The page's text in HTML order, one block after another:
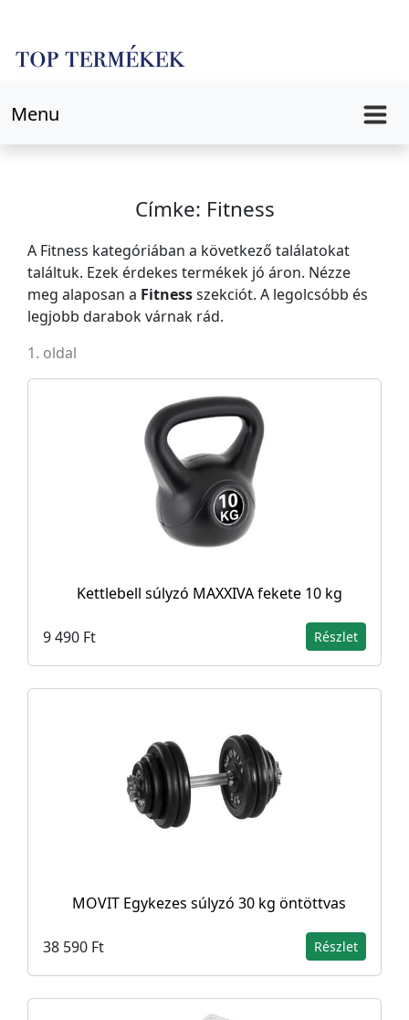
Menu
Címke: Fitness
A Fitness kategóriában a következő találatokat
találtuk. Ezek érdekes termékek jó áron. Nézze
meg alaposan a Fitnessszekciót. A legolcsóbb és
legjobb darabok várnak rád.
1. oldal
Kettlebell súlyzó MAXXIVA fekete 10 kg
9 490 Ft Részlet
MOVIT Egykezes súlyzó 30 kg öntöttvas
38 590 Ft Részlet